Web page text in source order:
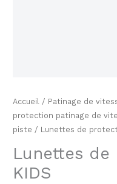
Accueil / Patinage de
protection patinage de
piste / Lunettes de
Lunettes
KIDS